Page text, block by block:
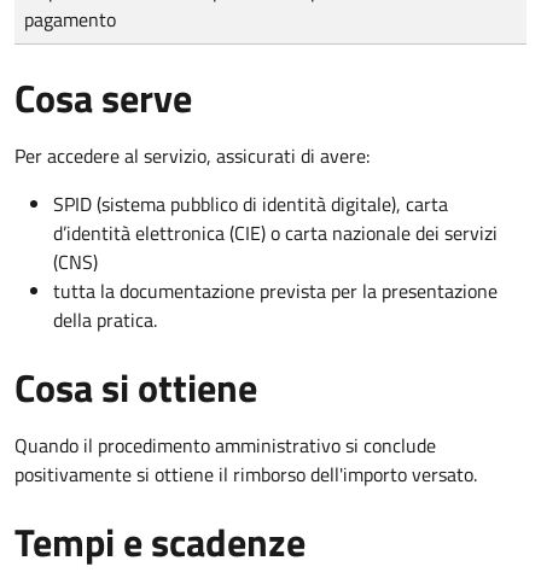
pagamento
Cosa serve
Per accedere al servizio, assicurati di avere:
SPID (sistema pubblico di identità digitale), carta
d’identità elettronica (CIE) o carta nazionale dei servizi
(CNS)
tutta la documentazione prevista per la presentazione
della pratica.
Cosa si ottiene
Quando il procedimento amministrativo si conclude
positivamente si ottiene il rimborso dell'importo versato.
Tempi e scadenze